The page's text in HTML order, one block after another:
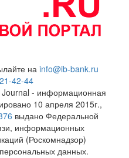
на info@ib-bank.ru
42-44
Journal - информационная
10 апреля 2015г.,
выдано Федеральной
информационных
(Роскомнадзор)
персональных данных.